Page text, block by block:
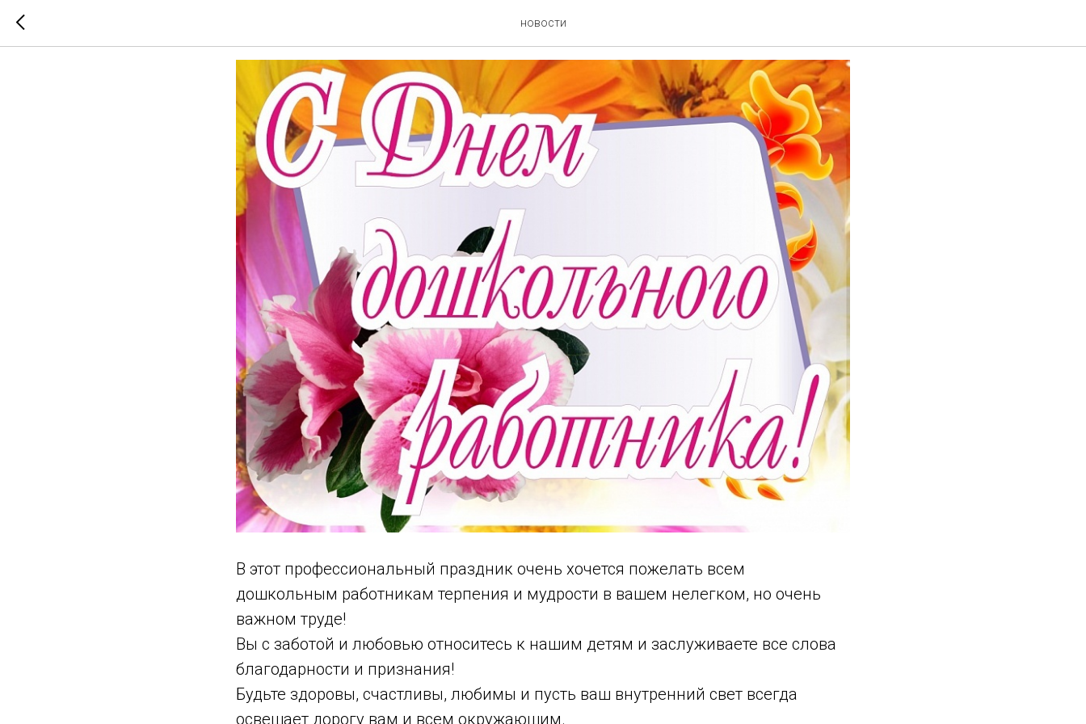
новости
В этот профессиональный праздник очень хочется пожелать всем
дошкольным работникам терпения и мудрости в вашем нелегком, но очень
важном труде!
Вы с заботой и любовью относитесь к нашим детям и заслуживаете все слова
благодарности и признания!
Будьте здоровы, счастливы, любимы и пусть ваш внутренний свет всегда
освещает дорогу вам и всем окружающим.